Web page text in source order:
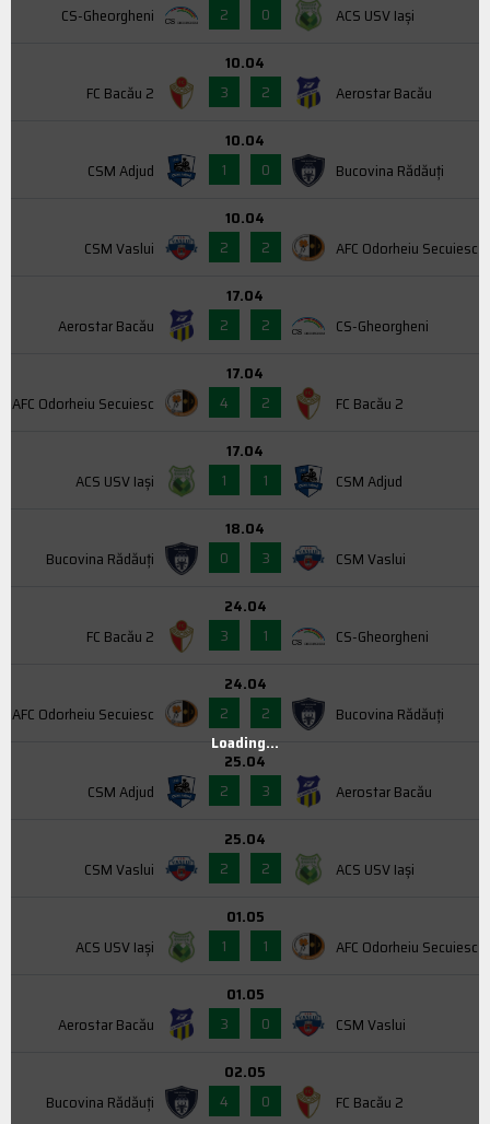
CS-Gheorgheni
2
0 ACS USV Iaşi
FC Bacău 2
10.04
3
2 Aerostar Bacău
CSM Adjud
10.04
1
0 Bucovina Rădăuți
CSM Vaslui
10.04
2
2 AFC Odorheiu Secuiesc
Aerostar Bacău
17.04
2
2 CS-Gheorgheni
AFC Odorheiu Secuiesc
17.04
4
2 FC Bacău 2
ACS USV Iaşi
17.04
1
1 CSM Adjud
Bucovina Rădăuți
18.04
0
3 CSM Vaslui
FC Bacău 2
24.04
3
1 CS-Gheorgheni
AFC Odorheiu Secuiesc
24.04
2
2 Bucovina Rădăuți
CSM Adjud
25.04
2
3 Aerostar Bacău
CSM Vaslui
25.04
2
2 ACS USV Iaşi
ACS USV Iaşi
01.05
1
1 AFC Odorheiu Secuiesc
Aerostar Bacău
01.05
3
0 CSM Vaslui
Bucovina Rădăuți
02.05
4
0 FC Bacău 2
Loading...